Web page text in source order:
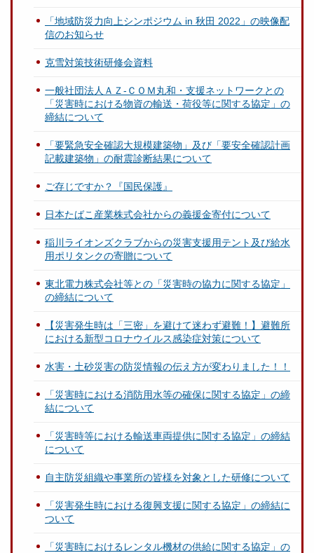
「地域防災力向上シンポジウム in 秋田 2022」の映像配
信のお知らせ
克雪対策技術研修会資料
一般社団法人ＡＺ-ＣＯＭ丸和・支援ネットワークとの
「災害時における物資の輸送・荷役等に関する協定」の
締結について
「要緊急安全確認大規模建築物」及び「要安全確認計画
記載建築物」の耐震診断結果について
ご存じですか？『国民保護』
日本たばこ産業株式会社からの義援金寄付について
稲川ライオンズクラブからの災害支援用テント及び給水
用ポリタンクの寄贈について
東北電力株式会社等との「災害時の協力に関する協定」
の締結について
【災害発生時は「三密」を避けて迷わず避難！】避難所
における新型コロナウイルス感染症対策について
水害・土砂災害の防災情報の伝え方が変わりました！！
「災害時における消防用水等の確保に関する協定」の締
結について
「災害時等における輸送車両提供に関する協定」の締結
について
自主防災組織や事業所の皆様を対象とした研修について
「災害発生時における復興支援に関する協定」の締結に
ついて
「災害時におけるレンタル機材の供給に関する協定」の